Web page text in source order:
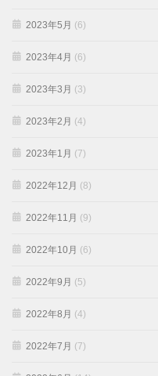
2023年5月 (6)
2023年4月 (6)
2023年3月 (3)
2023年2月 (4)
2023年1月 (7)
2022年12月 (8)
2022年11月 (9)
2022年10月 (6)
2022年9月 (5)
2022年8月 (4)
2022年7月 (7)